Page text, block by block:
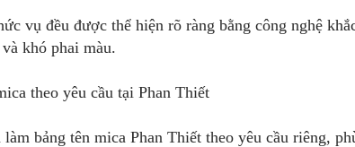
vụ đều được thể hiện rõ ràng bằng công nghệ
khó phai màu.
theo yêu cầu tại Phan Thiết
làm bảng tên mica Phan Thiết theo yêu cầu riêng,